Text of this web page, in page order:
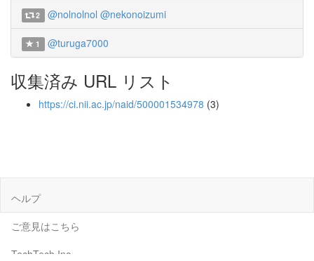
2 @nolnolnol @nekonoizumi
1 @turuga7000
収集済み URL リスト
https://ci.nii.ac.jp/naid/500001534978 (3)
ヘルプ
ご意見はこちら
TechTech Inc.